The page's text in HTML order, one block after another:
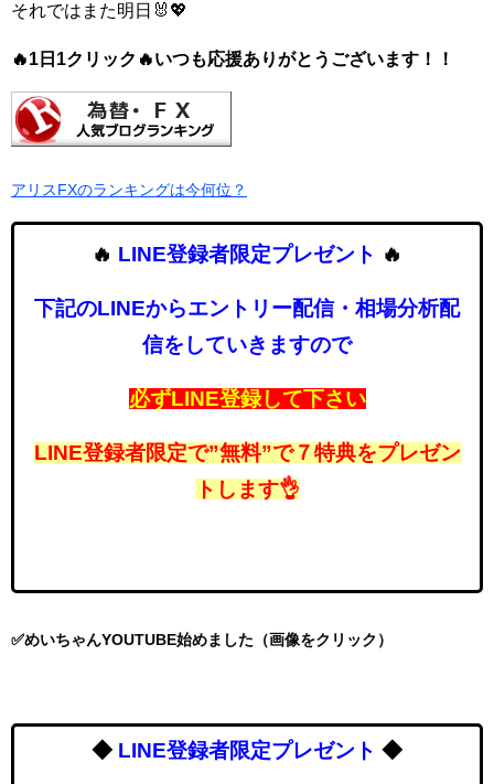
それではまた明日🐰💖
🔥1日1クリック🔥いつも応援ありがとうございます！！
アリスFXのランキングは今何位？
🔥 LINE登録者限定プレゼント 🔥
下記のLINEからエントリー配信・相場分析配
信をしていきますので
必ずLINE登録して下さい
LINE登録者限定で”無料”で７特典をプレゼン
トします👌
✅めいちゃんYOUTUBE始めました（画像をクリック）
◆ LINE登録者限定プレゼント ◆